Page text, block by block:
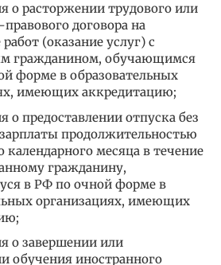
о расторжении трудового или
договора на
(оказание услуг) с
гражданином, обучающимся
форме в образовательных
имеющих аккредитацию;
о предоставлении отпуска без
продолжительностью
календарного месяца в течение
гражданину,
в РФ по очной форме в
организациях, имеющих
о завершении или
обучения иностранного